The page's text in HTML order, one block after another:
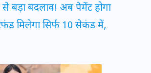
बड़ा बदलाव! अब पेमेंट होगा
मिलेगा सिर्फ 10 सेकंड में,